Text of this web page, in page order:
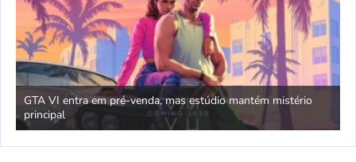
GTA VI entra em pré-venda, mas estúdio mantém mistério
principal